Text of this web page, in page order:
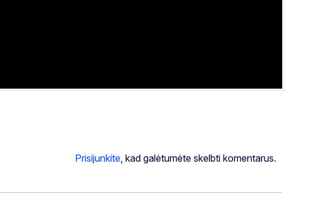
Prisijunkite, kad galėtumėte skelbti komentarus.